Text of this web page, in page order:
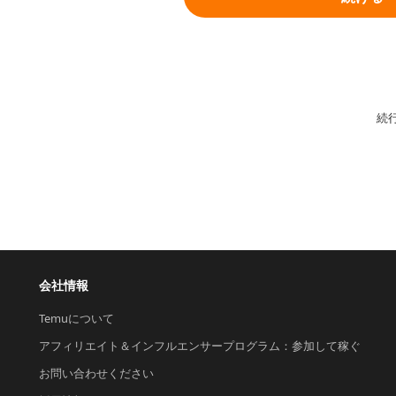
続
会社情報
Temuについて
アフィリエイト＆インフルエンサープログラム：参加して稼ぐ
お問い合わせください